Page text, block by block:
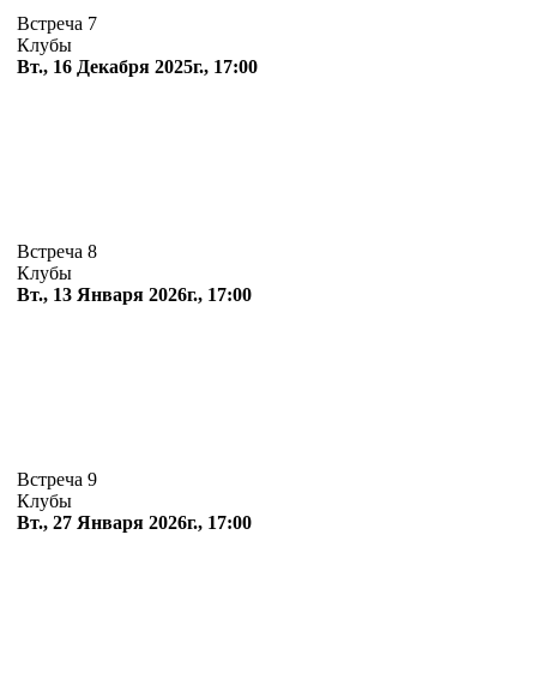
Встреча 7
Клубы
Вт., 16 Декабря 2025г., 17:00
Встреча 8
Клубы
Вт., 13 Января 2026г., 17:00
Встреча 9
Клубы
Вт., 27 Января 2026г., 17:00